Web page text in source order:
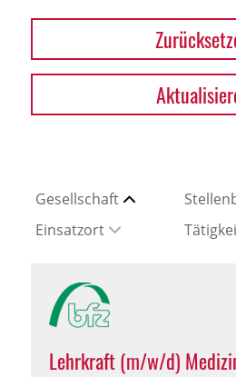
Gesellschaft
Einsatzort
Lehrkraft (m/w/d)